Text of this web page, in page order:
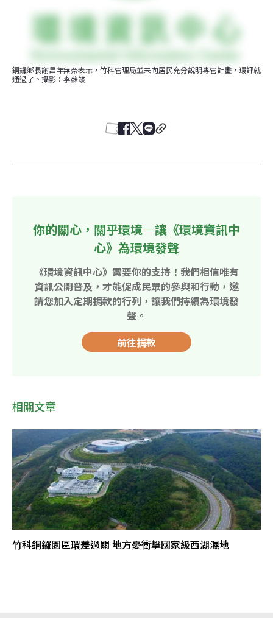
銅鑼鄉長謝昌年無奈表示，竹科管理局並未向居民充分說明專管計畫，環評就
通過了。攝影：李蘇竣
你的關心，關乎環境—讓《環境資訊中
心》為環境發聲
《環境資訊中心》需要你的支持！我們相信唯有
資訊公開普及，才能促成民眾的參與和行動，邀
請您加入定期捐款的行列，讓我們持續為環境發
聲。
前往捐款
相關文章
竹科銅鑼園區環差過關 地方憂衝擊國家級西湖濕地